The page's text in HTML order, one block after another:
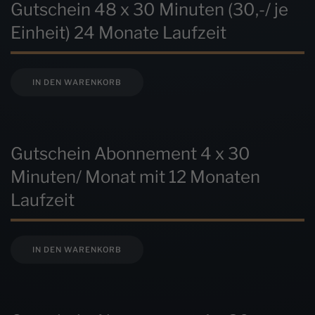
Gutschein 48 x 30 Minuten (30,-/ je
Einheit) 24 Monate Laufzeit
IN DEN WARENKORB
Gutschein Abonnement 4 x 30
Minuten/ Monat mit 12 Monaten
Laufzeit
IN DEN WARENKORB